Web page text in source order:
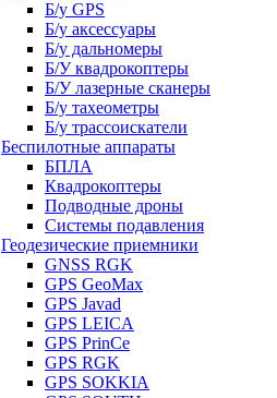
Б/у GPS
Б/у аксессуары
Б/у дальномеры
Б/У квадрокоптеры
Б/У лазерные сканеры
Б/у тахеометры
Б/у трассоискатели
Беспилотные аппараты
БПЛА
Квадрокоптеры
Подводные дроны
Системы подавления
Геодезические приемники
GNSS RGK
GPS GeoMax
GPS Javad
GPS LEICA
GPS PrinCe
GPS RGK
GPS SOKKIA